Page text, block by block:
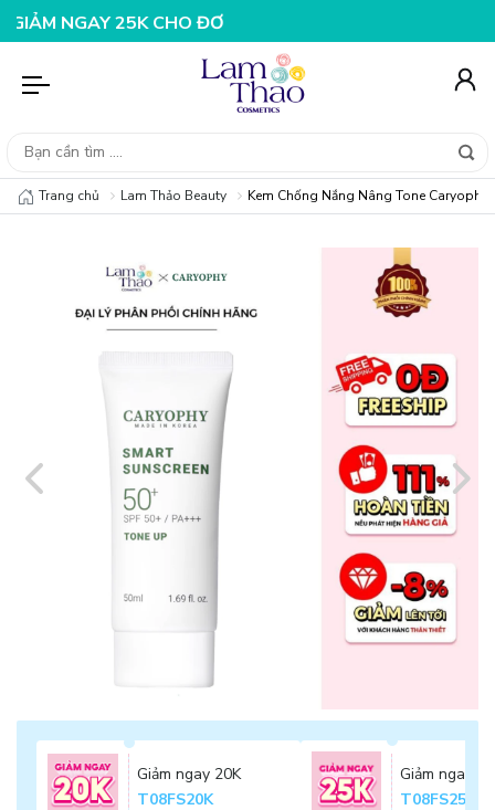
25K CHO ĐƠN HÀNG 99K
Trang chủ Lam Thảo Beauty Kem Chống Nắng Nâng Tone Caryophy
Giảm ngay 20K
T08FS20K
Giảm ngay
T08FS25K